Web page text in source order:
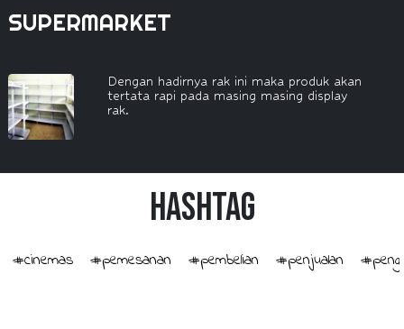
SUPERMARKET
Dengan hadirnya rak ini maka produk akan
tertata rapi pada masing masing display
rak.
HashTag
#cinemas #pemesanan #pembelian #penjualan